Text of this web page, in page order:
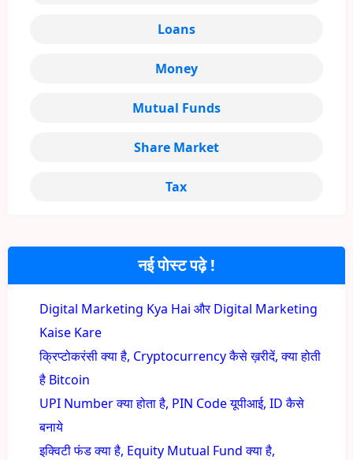
नई पोस्ट पढ़े !
Digital Marketing Kya Hai और Digital Marketing
Kaise Kare
क्रिप्टोकरंसी क्या है, Cryptocurrency कैसे ख़रीदें, क्या होती
है Bitcoin
UPI Number क्या होता है, PIN Code यूपीआई, ID कैसे
बनाये
इक्विटी फंड क्या है, Equity Mutual Fund क्या है,
Loans
Money
Mutual Funds
Share Market
Tax